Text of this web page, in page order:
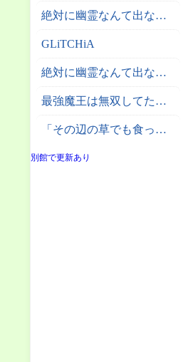
絶対に幽霊なんて出ないサーカス団
GLiTCHiA
絶対に幽霊なんて出ない高層エレベーター
最強魔王は無双してたのに ～女体化解除のカギは人助けの旅でした～
「その辺の草でも食っとけ」と追放された無能スキル【植物食い】持ち転生者、エルフの里で幻の植物を食べて無双する
別館で更新あり